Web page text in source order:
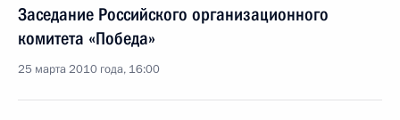
Заседание Российского организационного
комитета «Победа»
25 марта 2010 года, 16:00